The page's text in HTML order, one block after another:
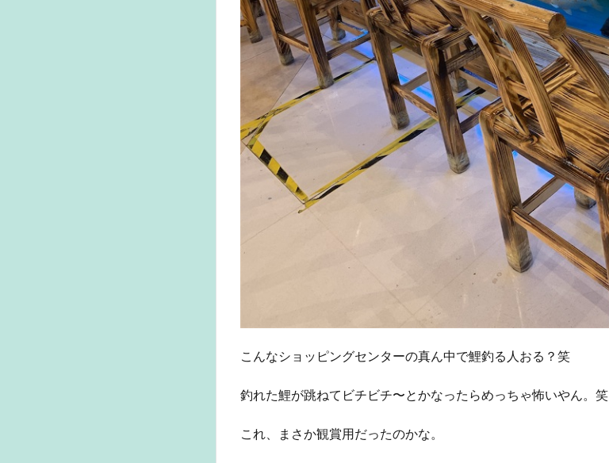
こんなショッピングセンターの真ん中で鯉釣る人おる？笑
釣れた鯉が跳ねてビチビチ〜とかなったらめっちゃ怖いやん。笑
これ、まさか観賞用だったのかな。